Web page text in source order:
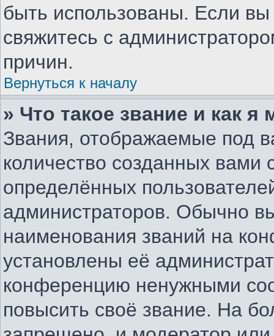
быть использованы. Если
свяжитесь с
причин.
Вернуться к началу
» Что такое звание и как я
Звания, отображаемые под
количество созданных
определённых
администраторов. Обычно
наименования званий на
установлены её
конференцию ненужными
повысить своё звание. На